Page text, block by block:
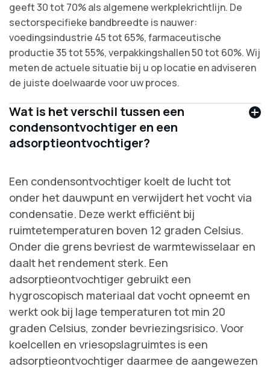
geeft 30 tot 70% als algemene werkplekrichtlijn. De
sectorspecifieke bandbreedte is nauwer:
voedingsindustrie 45 tot 65%, farmaceutische
productie 35 tot 55%, verpakkingshallen 50 tot 60%. Wij
meten de actuele situatie bij u op locatie en adviseren
de juiste doelwaarde voor uw proces.
Wat is het verschil tussen een
condensontvochtiger en een
adsorptieontvochtiger?
Een condensontvochtiger koelt de lucht tot
onder het dauwpunt en verwijdert het vocht via
condensatie. Deze werkt efficiënt bij
ruimtetemperaturen boven 12 graden Celsius.
Onder die grens bevriest de warmtewisselaar en
daalt het rendement sterk. Een
adsorptieontvochtiger gebruikt een
hygroscopisch materiaal dat vocht opneemt en
werkt ook bij lage temperaturen tot min 20
graden Celsius, zonder bevriezingsrisico. Voor
koelcellen en vriesopslagruimtes is een
adsorptieontvochtiger daarmee de aangewezen